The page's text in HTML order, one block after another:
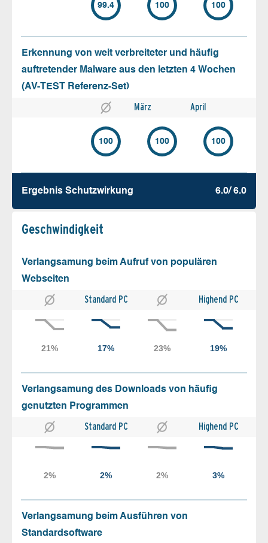
99.4 100 100
Erkennung von weit verbreiteter und häufig
auftretender Malware aus den letzten 4 Wochen
(AV-TEST Referenz-Set)
März April
100 100 100
Ergebnis Schutz­wirkung 6.0/ 6.0
Geschw­indigkeit
Verlangsamung beim Aufruf von populären
Webseiten
Standard PC Highend PC
Verlangsamung des Downloads von häufig
genutzten Programmen
Standard PC Highend PC
Verlangsamung beim Ausführen von
Standardsoftware